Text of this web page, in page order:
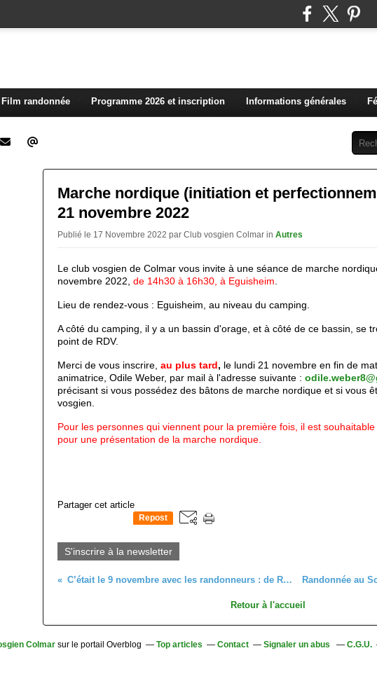
Film randonnée Programme 2026 et inscription Informations générales
Marche nordique (initiation et
21 novembre 2022
Publié le 17 Novembre 2022 par Club vosgien Colmar in Autres
Le club vosgien de Colmar vous invite à une séance de marche
novembre 2022, de 14h30 à 16h30, à Eguisheim
Lieu de rendez-vous : Eguisheim, au niveau du camping.
A côté du camping, il y a un bassin d'orage, et à côté de ce bassin, se
point de RDV.
Merci de vous inscrire, au plus tard, le lundi 21 novembre en fin de
animatrice, Odile Weber, par mail à l'adresse suivante :
précisant si vous possédez des bâtons de marche nordique et si vous
vosgien.
Pour les personnes qui viennent pour la première fois, il est
pour une présentation de la marche nordique.
Partager cet article
Repost
S'inscrire à la newsletter
C’était le 9 novembre avec les randonneurs : de Ribeauvillé au Schelmenkopf
Retour à l'accueil
Colmar sur le portail Overblog Top articles Contact Signaler un abus C.G.U.